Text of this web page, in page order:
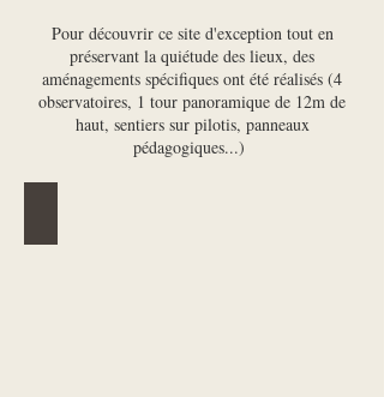
Pour découvrir ce site d'exception tout en
préservant la quiétude des lieux, des
aménagements spécifiques ont été réalisés (4
observatoires, 1 tour panoramique de 12m de
haut, sentiers sur pilotis, panneaux
pédagogiques...)